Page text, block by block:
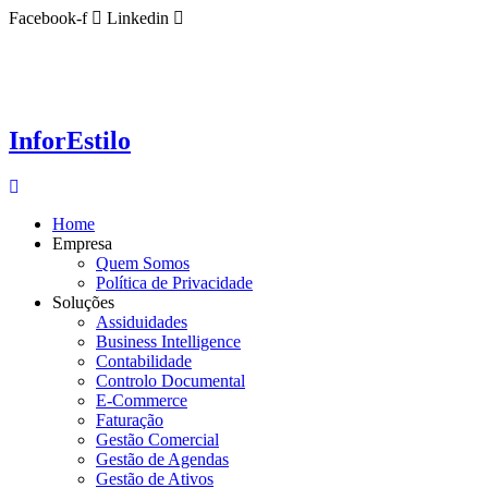
Ir
Facebook-f Linkedin
InforEstilo
Home
Empresa
Quem Somos
Política de Privacidade
Soluções
Assiduidades
Business Intelligence
Contabilidade
Controlo Documental
E-Commerce
Faturação
Gestão Comercial
Gestão de Agendas
Gestão de Ativos